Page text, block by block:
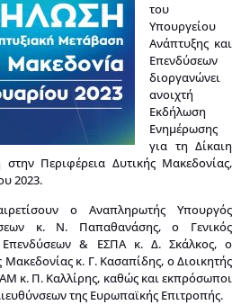
του
Υπουργείου
Ανάπτυξης και
Επενδύσεων
διοργανώνει
ανοιχτή
Εκδήλωση
Ενημέρωσης
για τη Δίκαιη
Περιφέρεια Δυτικής Μακεδονίας,
2023.
ο Aναπληρωτής Υπουργός
κ. Ν. Παπαθανάσης, ο Γενικός
Επενδύσεων & ΕΣΠΑ κ. Δ. Σκάλκος, ο
Μακεδονίας κ. Γ. Κασαπίδης, ο Διοικητής
κ. Π. Καλλίρης, καθώς και εκπρόσωποι
της Ευρωπαϊκής Επιτροπής.